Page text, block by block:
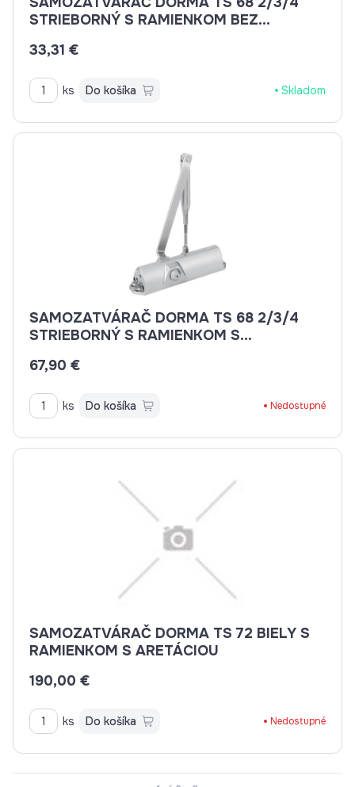
STRIEBORNÝ S RAMIENKOM BEZ
33,31 €
ks Do košíka Skladom
SAMOZATVÁRAČ DORMA TS 68 2/3/4
STRIEBORNÝ S RAMIENKOM S
67,90 €
ks Do košíka Nedostupné
SAMOZATVÁRAČ DORMA TS 72 BIELY S
RAMIENKOM S ARETÁCIOU
190,00 €
ks Do košíka Nedostupné